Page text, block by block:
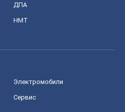
ДПА
НМТ
Электромобили
Сервис